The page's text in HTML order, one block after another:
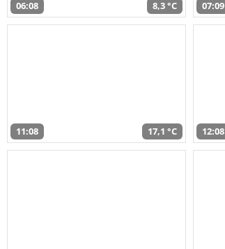
06:08 8,3 °C 07:09
11:08 17,1 °C 12:08